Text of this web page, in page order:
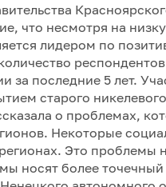
что несмотря на
лидером по
за последние 5 лет.
старого
о проблемах,
Некоторые
Это
носят более